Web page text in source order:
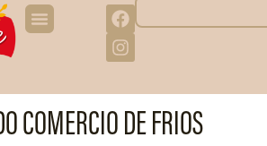
COMERCIO DE FRIOS